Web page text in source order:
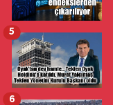
5
6